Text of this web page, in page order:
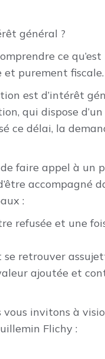
général ?
ce qu’est
et purement fiscale.
est d’intérêt
qui dispose
ce délai, la
faire appel à un
accompagné
:
refusée et une
retrouver
ajoutée et
vous invitons à
Flichy :